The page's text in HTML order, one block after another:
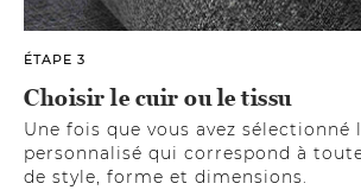
ÉTAPE 3
Choisir le cuir ou le tissu
Une fois que vous avez sélectionné
personnalisé qui correspond à
de style, forme et dimensions.